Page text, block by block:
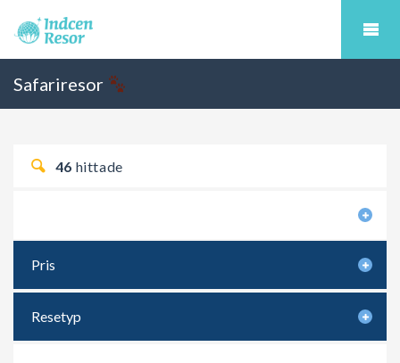
Safariresor
46 hittade
Pris
Resetyp